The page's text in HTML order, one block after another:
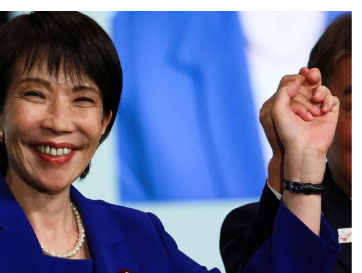
の写真を見てみよう」
誰なのか？」→「想像以上に意見が割れてしまう‥」
〇〇の個体数が急減」
スタルパレス加入が決定的に！メディカル検査をパス！現地サポ
【海外の反応】
ない、あの頃のネットが面白すぎたんだ」1995〜2010年の消えた
ニメ化してて心配になる…」
」による「米国籍目的の出産ツーリズム禁止令」に署名…寄生侵
いている暗黙の伝統がこちら・・・」